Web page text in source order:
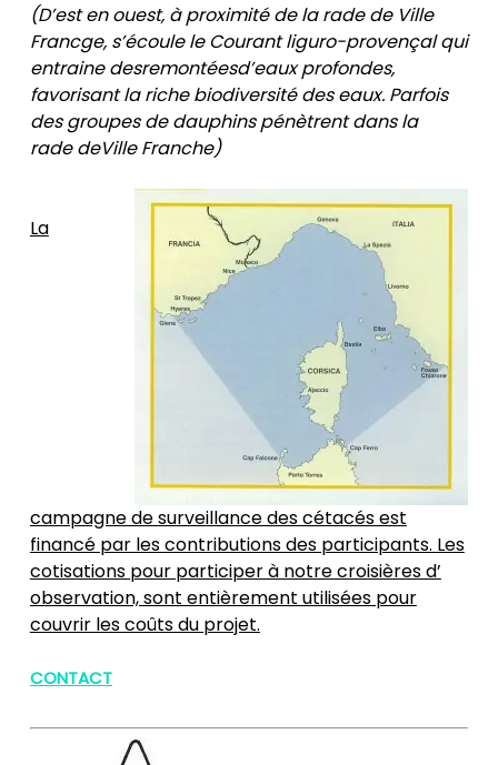
(D’est en ouest, à proximité de la rade de Ville
Francge, s’écoule le Courant liguro-provençal qui
entraine desremontéesd’eaux profondes,
favorisant la riche biodiversité des eaux. Parfois
des groupes de dauphins pénètrent dans la
rade deVille Franche)
La
campagne de surveillance des cétacés est
financé par les contributions des participants. Les
cotisations pour participer à notre croisières d’
observation, sont entièrement utilisées pour
couvrir les coûts du projet.
CONTACT